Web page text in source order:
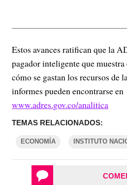
Estos avances ratifican que la
pagador inteligente que
cómo se gastan los recursos de
informes pueden encontrarse en
www.adres.gov.co/analitica
TEMAS RELACIONADOS:
ECONOMÍA INSTITUTO